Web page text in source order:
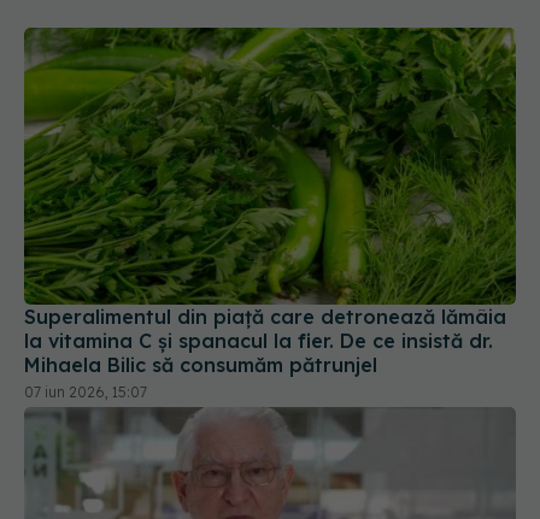
Superalimentul din piață care detronează lămâia
la vitamina C și spanacul la fier. De ce insistă dr.
Mihaela Bilic să consumăm pătrunjel
07 iun 2026, 15:07